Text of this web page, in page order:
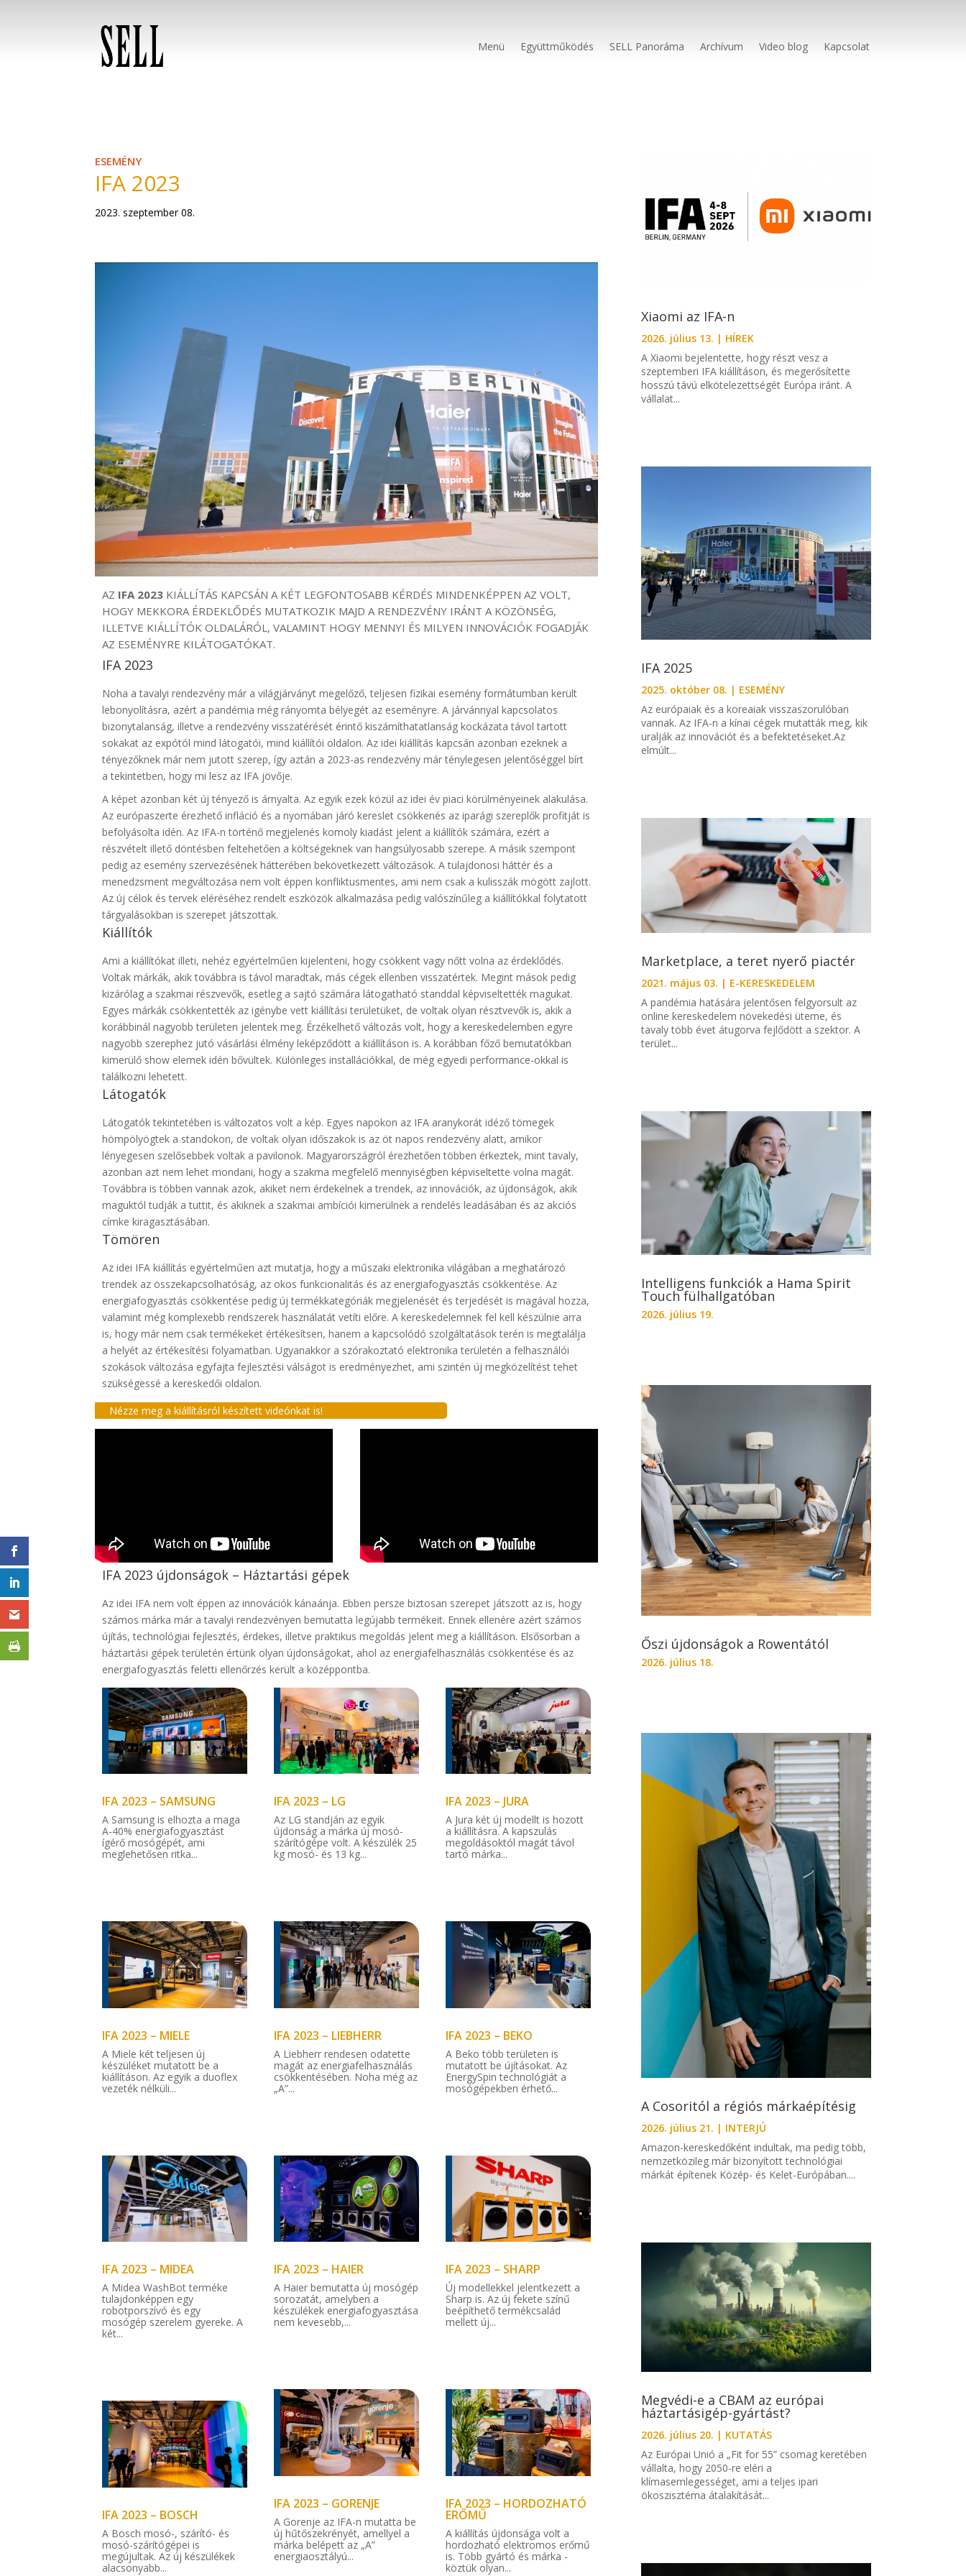
Menü Együttműködés SELL Panoráma Archívum Video blog Kapcsolat
ESEMÉNY
IFA 2023
2023. szeptember 08.
AZ IFA 2023 KIÁLLÍTÁS KAPCSÁN A KÉT LEGFONTOSABB KÉRDÉS MINDENKÉPPEN AZ VOLT,
HOGY MEKKORA ÉRDEKLŐDÉS MUTATKOZIK MAJD A RENDEZVÉNY IRÁNT A KÖZÖNSÉG,
ILLETVE KIÁLLÍTÓK OLDALÁRÓL, VALAMINT HOGY MENNYI ÉS MILYEN INNOVÁCIÓK FOGADJÁK
AZ ESEMÉNYRE KILÁTOGATÓKAT.
IFA 2023
Noha a tavalyi rendezvény már a világjárványt megelőző, teljesen fizikai esemény formátumban került
lebonyolításra, azért a pandémia még rányomta bélyegét az eseményre. A járvánnyal kapcsolatos
bizonytalanság, illetve a rendezvény visszatérését érintő kiszámíthatatlanság kockázata távol tartott
sokakat az expótól mind látogatói, mind kiállítói oldalon. Az idei kiállítás kapcsán azonban ezeknek a
tényezőknek már nem jutott szerep, így aztán a 2023-as rendezvény már ténylegesen jelentőséggel bírt
a tekintetben, hogy mi lesz az IFA jövője.
A képet azonban két új tényező is árnyalta. Az egyik ezek közül az idei év piaci körülményeinek alakulása.
Az európaszerte érezhető infláció és a nyomában járó kereslet csökkenés az iparági szereplők profitját is
befolyásolta idén. Az IFA-n történő megjelenés komoly kiadást jelent a kiállítók számára, ezért a
részvételt illető döntésben feltehetően a költségeknek van hangsúlyosabb szerepe. A másik szempont
pedig az esemény szervezésének hátterében bekövetkezett változások. A tulajdonosi háttér és a
menedzsment megváltozása nem volt éppen konfliktusmentes, ami nem csak a kulisszák mögött zajlott.
Az új célok és tervek eléréséhez rendelt eszközök alkalmazása pedig valószínűleg a kiállítókkal folytatott
tárgyalásokban is szerepet játszottak.
Kiállítók
Ami a kiállítókat illeti, nehéz egyértelműen kijelenteni, hogy csökkent vagy nőtt volna az érdeklődés.
Voltak márkák, akik továbbra is távol maradtak, más cégek ellenben visszatértek. Megint mások pedig
kizárólag a szakmai részvevők, esetleg a sajtó számára látogatható standdal képviseltették magukat.
Egyes márkák csökkentették az igénybe vett kiállítási területüket, de voltak olyan résztvevők is, akik a
korábbinál nagyobb területen jelentek meg. Érzékelhető változás volt, hogy a kereskedelemben egyre
nagyobb szerephez jutó vásárlási élmény leképződött a kiállításon is. A korábban főző bemutatókban
kimerülő show elemek idén bővültek. Különleges installációkkal, de még egyedi performance-okkal is
találkozni lehetett.
Látogatók
Látogatók tekintetében is változatos volt a kép. Egyes napokon az IFA aranykorát idéző tömegek
hömpölyögtek a standokon, de voltak olyan időszakok is az öt napos rendezvény alatt, amikor
lényegesen szelősebbek voltak a pavilonok. Magyarországról érezhetően többen érkeztek, mint tavaly,
azonban azt nem lehet mondani, hogy a szakma megfelelő mennyiségben képviseltette volna magát.
Továbbra is többen vannak azok, akiket nem érdekelnek a trendek, az innovációk, az újdonságok, akik
maguktól tudják a tuttit, és akiknek a szakmai ambíciói kimerülnek a rendelés leadásában és az akciós
címke kiragasztásában.
Tömören
Az idei IFA kiállítás egyértelműen azt mutatja, hogy a műszaki elektronika világában a meghatározó
trendek az összekapcsolhatóság, az okos funkcionalitás és az energiafogyasztás csökkentése. Az
energiafogyasztás csökkentése pedig új termékkategóriák megjelenését és terjedését is magával hozza,
valamint még komplexebb rendszerek használatát vetíti előre. A kereskedelemnek fel kell készülnie arra
is, hogy már nem csak termékeket értékesítsen, hanem a kapcsolódó szolgáltatások terén is megtalálja
a helyét az értékesítési folyamatban. Ugyanakkor a szórakoztató elektronika területén a felhasználói
szokások változása egyfajta fejlesztési válságot is eredményezhet, ami szintén új megközelítést tehet
szükségessé a kereskedői oldalon.
Nézze meg a kiállításról készített videónkat is!
IFA 2023 újdonságok – Háztartási gépek
Az idei IFA nem volt éppen az innovációk kánaánja. Ebben persze biztosan szerepet játszott az is, hogy
számos márka már a tavalyi rendezvényen bemutatta legújabb termékeit. Ennek ellenére azért számos
újítás, technológiai fejlesztés, érdekes, illetve praktikus megoldás jelent meg a kiállításon. Elsősorban a
háztartási gépek területén értünk olyan újdonságokat, ahol az energiafelhasználás csökkentése és az
energiafogyasztás feletti ellenőrzés került a középpontba.
IFA 2023 – SAMSUNG
A Samsung is elhozta a maga
A-40% energiafogyasztást
ígérő mosógépét, ami
meglehetősen ritka...
IFA 2023 – MIELE
A Miele két teljesen új
készüléket mutatott be a
kiállításon. Az egyik a duoflex
vezeték nélküli...
IFA 2023 – MIDEA
A Midea WashBot terméke
tulajdonképpen egy
robotporszívó és egy
mosógép szerelem gyereke. A
két...
IFA 2023 – BOSCH
A Bosch mosó-, szárító- és
mosó-szárítógépei is
megújultak. Az új készülékek
alacsonyabb...
IFA 2023 – LG
Az LG standján az egyik
újdonság a márka új mosó-
szárítógépe volt. A készülék 25
kg mosó- és 13 kg...
IFA 2023 – LIEBHERR
A Liebherr rendesen odatette
magát az energiafelhasználás
csökkentésében. Noha még az
„A”...
IFA 2023 – HAIER
A Haier bemutatta új mosógép
sorozatát, amelyben a
készülékek energiafogyasztása
nem kevesebb,...
IFA 2023 – GORENJE
A Gorenje az IFA-n mutatta be
új hűtőszekrényét, amellyel a
márka belépett az „A”
energiaosztályú...
IFA 2023 – JURA
A Jura két új modellt is hozott
a kiállításra. A kapszulás
megoldásoktól magát távol
tartó márka...
IFA 2023 – BEKO
A Beko több területen is
mutatott be újításokat. Az
EnergySpin technológiát a
mosógépekben érhető...
IFA 2023 – SHARP
Új modellekkel jelentkezett a
Sharp is. Az új fekete színű
beépíthető termékcsalád
mellett új...
IFA 2023 – HORDOZHATÓ
ERŐMŰ
A kiállítás újdonsága volt a
hordozható elektromos erőmű
is. Több gyártó és márka -
köztük olyan...
Xiaomi az IFA-n
2026. július 13. | HÍREK
A Xiaomi bejelentette, hogy részt vesz a
szeptemberi IFA kiállításon, és megerősítette
hosszú távú elkötelezettségét Európa iránt. A
vállalat...
IFA 2025
2025. október 08. | ESEMÉNY
Az európaiak és a koreaiak visszaszorulóban
vannak. Az IFA-n a kínai cégek mutatták meg, kik
uralják az innovációt és a befektetéseket.Az
elmúlt...
Marketplace, a teret nyerő piactér
2021. május 03. | E-KERESKEDELEM
A pandémia hatására jelentősen felgyorsult az
online kereskedelem növekedési üteme, és
tavaly több évet átugorva fejlődött a szektor. A
terület...
Intelligens funkciók a Hama Spirit
Touch fülhallgatóban
2026. július 19.
Őszi újdonságok a Rowentától
2026. július 18.
A Cosoritól a régiós márkaépítésig
2026. július 21. | INTERJÚ
Amazon-kereskedőként indultak, ma pedig több,
nemzetközileg már bizonyított technológiai
márkát építenek Közép- és Kelet-Európában....
Megvédi-e a CBAM az európai
háztartásigép-gyártást?
2026. július 20. | KUTATÁS
Az Európai Unió a „Fit for 55” csomag keretében
vállalta, hogy 2050-re eléri a
klímasemlegességet, ami a teljes ipari
ökoszisztéma átalakítását...